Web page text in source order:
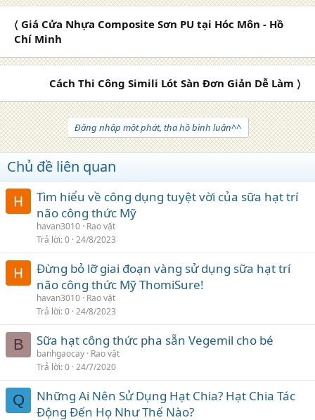
〈 Giá Cửa Nhựa Composite Sơn PU tại Hóc Môn - Hồ
Chí Minh
Cách Thi Công Simili Lót Sàn Đơn Giản Dễ Làm 〉
Đăng nhập một phát, tha hồ bình luận^^
Chủ đề liên quan
Tìm hiểu về công dụng tuyệt vời của sữa hạt trí
não công thức Mỹ
havan3010 Rao vặt
Trả lời 0 24/8/2023
Đừng bỏ lỡ giai đoạn vàng sử dụng sữa hạt trí
não công thức Mỹ ThomiSure!
havan3010 Rao vặt
Trả lời 0 24/8/2023
B Sữa hạt công thức pha sẵn Vegemil cho bé
banhgaocay Rao vặt
Trả lời 0 24/7/2020
Q
Những Ai Nên Sử Dụng Hạt Chia? Hạt Chia Tác
Động Đến Họ Như Thế Nào?